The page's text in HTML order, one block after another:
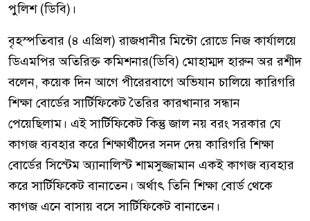
পুলিশ (ডিবি)।
বৃহস্পতিবার (৪ এপ্রিল) রাজধানীর মিন্টো রোডে নিজ কার্যালয়ে
ডিএমপির অতিরিক্ত কমিশনার(ডিবি) মোহাম্মদ হারুন অর রশীদ
বলেন, কয়েক দিন আগে পীরেরবাগে অভিযান চালিয়ে কারিগরি
শিক্ষা বোর্ডের সার্টিফিকেট তৈরির কারখানার সন্ধান
পেয়েছিলাম। এই সার্টিফিকেট কিন্তু জাল নয় বরং সরকার যে
কাগজ ব্যবহার করে শিক্ষার্থীদের সনদ দেয় কারিগরি শিক্ষা
বোর্ডের সিস্টেম অ্যানালিস্ট শামসুজ্জামান একই কাগজ ব্যবহার
করে সার্টিফিকেট বানাতেন। অর্থাৎ তিনি শিক্ষা বোর্ড থেকে
কাগজ এনে বাসায় বসে সার্টিফিকেট বানাতেন।